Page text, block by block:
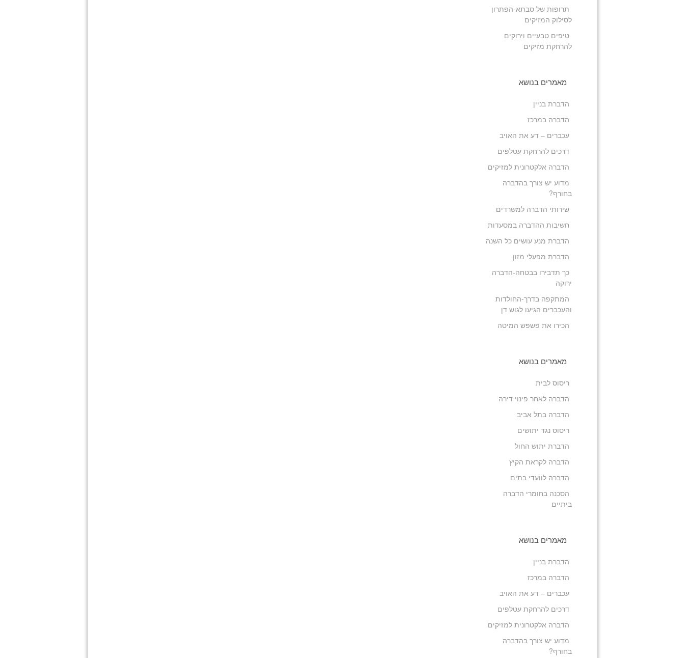
תרופות של סבתא-הפתרון
לסילוק המזיקים
טיפים טבעיים וירוקים
להרחקת מזיקים
מאמרים בנושא
הדברת בניין
הדברה במרכז
עכברים – דע את האויב
דרכים להרחקת עטלפים
הדברה אלקטרונית למזיקים
מדוע יש צורך בהדברה
בחורף?
שירותי הדברה למשרדים
חשיבות ההדברה במסעדות
הדברת מנע עושים כל השנה
הדברת מפעלי מזון
כך תדבירו בבטחה-הדברה
ירוקה
המתקפה בדרך-החולדות
והעכברים הגיעו לגוש דן
הכירו את פשפש המיטה
מאמרים בנושא
ריסוס לבית
הדברה לאחר פינוי דירה
הדברה בתל אביב
ריסוס נגד יתושים
הדברת יתוש החול
הדברה לקראת הקיץ
הדברה לוועדי בתים
הסכנה בחומרי הדברה
ביתיים
מאמרים בנושא
הדברת בניין
הדברה במרכז
עכברים – דע את האויב
דרכים להרחקת עטלפים
הדברה אלקטרונית למזיקים
מדוע יש צורך בהדברה
בחורף?